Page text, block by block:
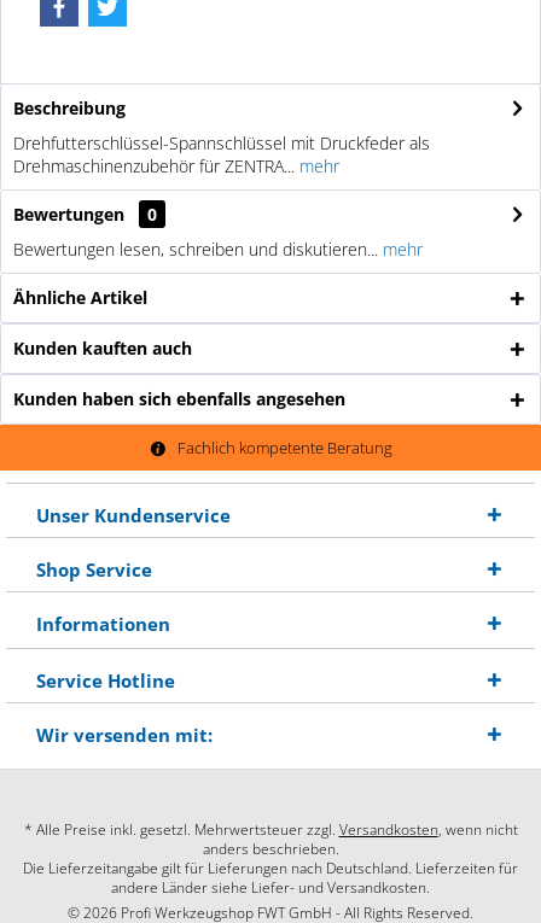
Beschreibung
Drehfutterschlüssel-Spannschlüssel mit Druckfeder als
Drehmaschinenzubehör für ZENTRA... mehr
Bewertungen
0
Bewertungen lesen, schreiben und diskutieren... mehr
Ähnliche Artikel
Kunden kauften auch
Kunden haben sich ebenfalls angesehen
Fachlich kompetente Beratung
Unser Kundenservice
Shop Service
Informationen
Service Hotline
Wir versenden mit:
* Alle Preise inkl. gesetzl. Mehrwertsteuer zzgl. Versandkosten, wenn nicht
anders beschrieben.
Die Lieferzeitangabe gilt für Lieferungen nach Deutschland. Lieferzeiten für
andere Länder siehe Liefer- und Versandkosten.
© 2026 Profi Werkzeugshop FWT GmbH - All Rights Reserved.